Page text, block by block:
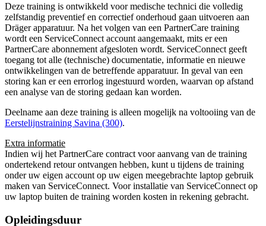
Deze training is ontwikkeld voor medische technici die volledig
zelfstandig preventief en correctief onderhoud gaan uitvoeren aan
Dräger apparatuur. Na het volgen van een PartnerCare training
wordt een ServiceConnect account aangemaakt, mits er een
PartnerCare abonnement afgesloten wordt. ServiceConnect geeft
toegang tot alle (technische) documentatie, informatie en nieuwe
ontwikkelingen van de betreffende apparatuur. In geval van een
storing kan er een errorlog ingestuurd worden, waarvan op afstand
een analyse van de storing gedaan kan worden.
Deelname aan deze training is alleen mogelijk na voltooiing van de
Eerstelijnstraining Savina (300).
Extra informatie
Indien wij het PartnerCare contract voor aanvang van de training
ondertekend retour ontvangen hebben, kunt u tijdens de training
onder uw eigen account op uw eigen meegebrachte laptop gebruik
maken van ServiceConnect. Voor installatie van ServiceConnect op
uw laptop buiten de training worden kosten in rekening gebracht.
Opleidingsduur